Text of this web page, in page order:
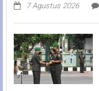
7 Agustus 2026